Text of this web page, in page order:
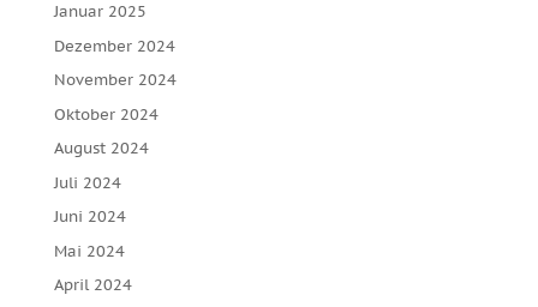
Januar 2025
Dezember 2024
November 2024
Oktober 2024
August 2024
Juli 2024
Juni 2024
Mai 2024
April 2024